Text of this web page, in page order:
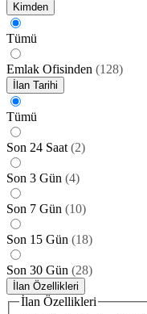
Kimden
Tümü
Emlak Ofisinden (128)
İlan Tarihi
Tümü
Son 24 Saat (2)
Son 3 Gün (4)
Son 7 Gün (10)
Son 15 Gün (18)
Son 30 Gün (28)
İlan Özellikleri
İlan Özellikleri